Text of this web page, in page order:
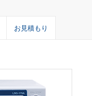
お見積もり